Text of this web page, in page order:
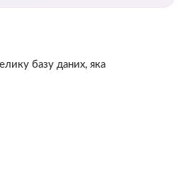
базу даних, яка